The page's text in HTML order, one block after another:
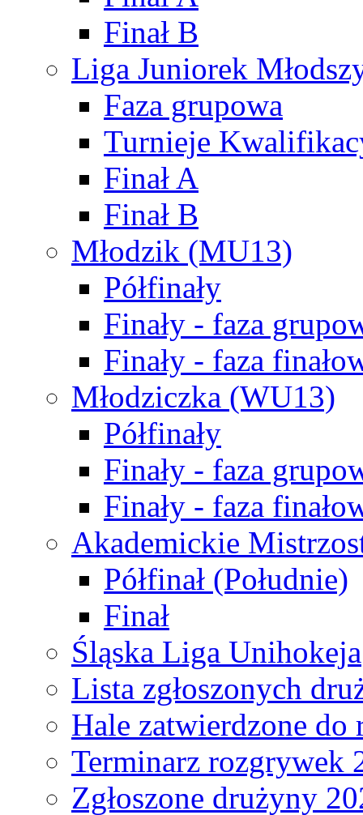
Finał B
Liga Juniorek
Faza grupowa
Turnieje
Finał A
Finał B
Młodzik (MU13)
Półfinały
Finały - faza
Finały - faza
Młodziczka (WU13)
Półfinały
Finały - faza
Finały - faza
Akademickie
Półfinał (Południe)
Finał
Śląska Liga Unihokeja
Lista zgłoszonych
Hale zatwierdzone do
Terminarz rozgrywek
Zgłoszone drużyny